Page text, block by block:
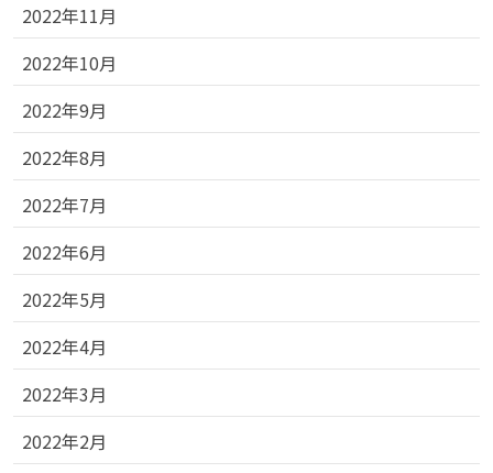
2022年11月
2022年10月
2022年9月
2022年8月
2022年7月
2022年6月
2022年5月
2022年4月
2022年3月
2022年2月